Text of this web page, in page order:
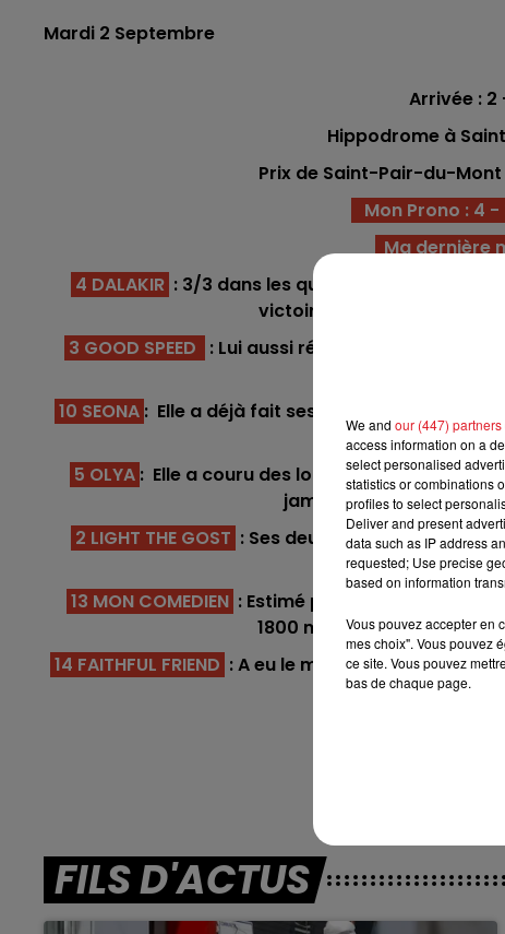
RDL WEEK-END
Mardi 2 Septembre
Arrivée : 2
Hippodrome à
Prix de Saint-Pair-du-Mont
Mon Prono : 4 -
Ma dernière
4 DALAKIR : 3/3 dans les quintés, il fait un sans
victoire dans cette
3 GOOD SPEED
: Lui aussi réalise le coup parfait
aussi un
10 SEONA : Elle a déjà fait ses preuves en prenant
encore donner
5 OLYA : Elle a couru des lots plus relevés, et
jambe, la piste
2 LIGHT THE GOST : Ses deux dernièreS sorties
surmonter son
13 MON COMEDIEN : Estimé par son entourage, il
1800 m. Les 200 m
14 FAITHFUL FRIEND : A eu le même parcours que
FILS D'ACTUS
10h00 - 12h00
RDL Weekend
We and our (447) partners
access information on a
select personalised
statistics or combinations
profiles to select
Deliver and present
data such as IP address
requested; Use precise
based on information
Vous pouvez accepter en
mes choix". Vous pouvez
ce site. Vous pouvez
bas de chaque page.